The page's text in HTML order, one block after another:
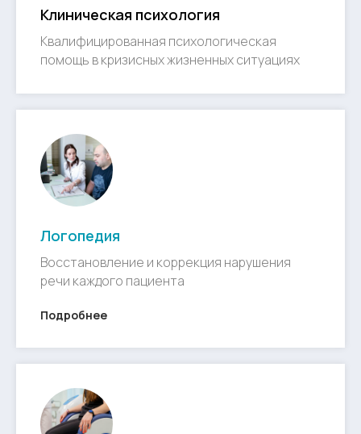
Клиническая психология
Квалифицированная психологическая
помощь в кризисных жизненных ситуациях
Логопедия
Восстановление и коррекция нарушения
речи каждого пациента
Подробнее